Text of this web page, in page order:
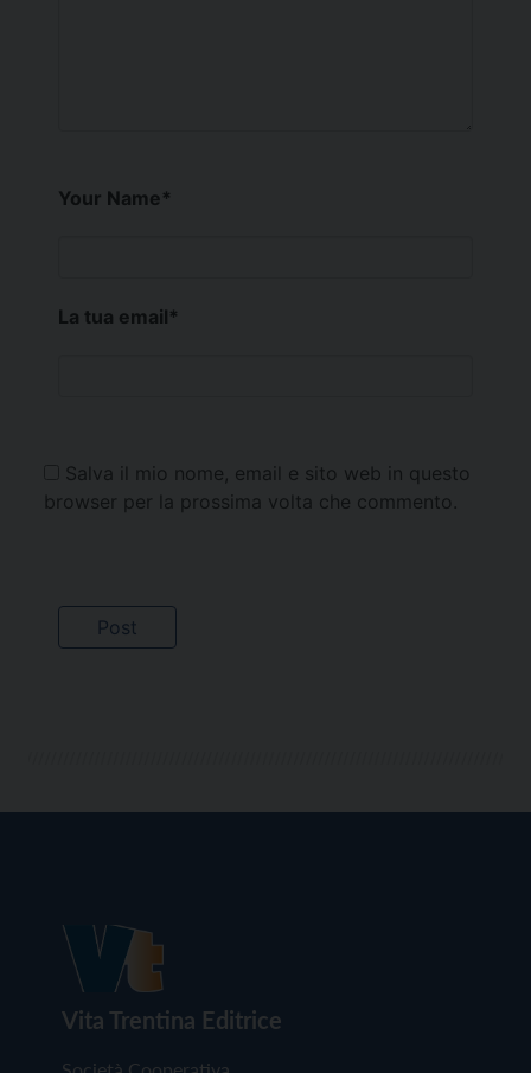
Your Name*
La tua email*
Salva il mio nome, email e sito web in questo
browser per la prossima volta che commento.
Vita Trentina Editrice